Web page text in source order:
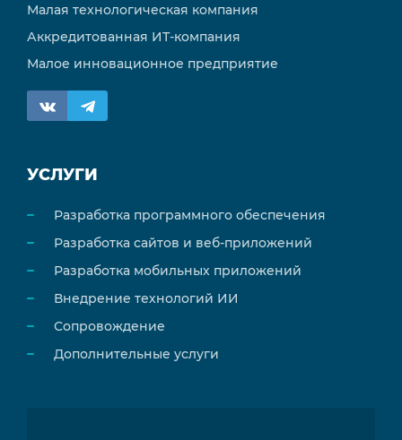
Малая технологическая компания
Аккредитованная ИТ-компания
Малое инновационное предприятие
УСЛУГИ
Разработка программного обеспечения
Разработка сайтов и веб-приложений
Разработка мобильных приложений
Внедрение технологий ИИ
Сопровождение
Дополнительные услуги